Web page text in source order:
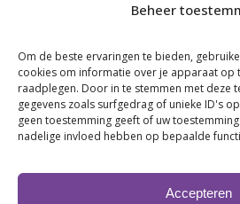
Beheer
Om de beste ervaringen te bieden,
cookies om informatie over je apparaat op
raadplegen. Door in te stemmen met deze
gegevens zoals surfgedrag of unieke ID's
geen toestemming geeft of uw
nadelige invloed hebben op bepaalde
Accepteren